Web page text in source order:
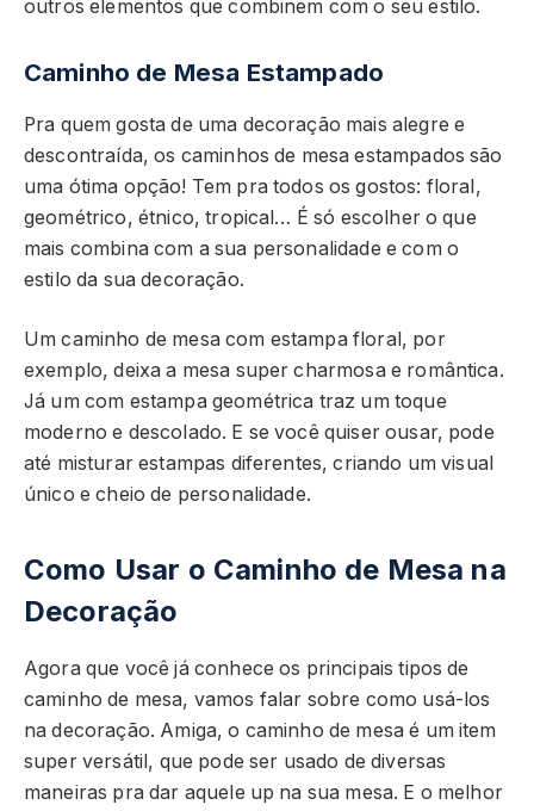
outros elementos que combinem com o seu estilo.
Caminho de Mesa Estampado
Pra quem gosta de uma decoração mais alegre e
descontraída, os caminhos de mesa estampados são
uma ótima opção! Tem pra todos os gostos: floral,
geométrico, étnico, tropical… É só escolher o que
mais combina com a sua personalidade e com o
estilo da sua decoração.
Um caminho de mesa com estampa floral, por
exemplo, deixa a mesa super charmosa e romântica.
Já um com estampa geométrica traz um toque
moderno e descolado. E se você quiser ousar, pode
até misturar estampas diferentes, criando um visual
único e cheio de personalidade.
Como Usar o Caminho de Mesa na
Decoração
Agora que você já conhece os principais tipos de
caminho de mesa, vamos falar sobre como usá-los
na decoração. Amiga, o caminho de mesa é um item
super versátil, que pode ser usado de diversas
maneiras pra dar aquele up na sua mesa. E o melhor